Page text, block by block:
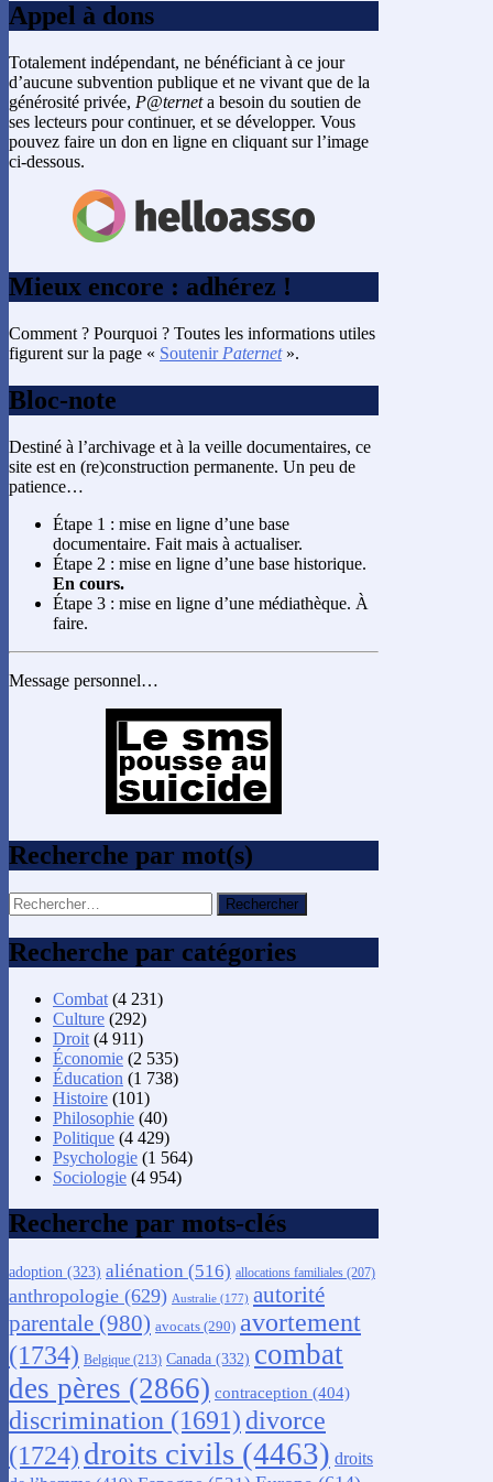
Appel à dons
Totalement indépendant, ne bénéficiant à ce jour
d’aucune subvention publique et ne vivant que de la
générosité privée, P@terneta besoin du soutien de
ses lecteurs pour continuer, et se développer. Vous
pouvez faire un don en ligne en cliquant sur l’image
ci-dessous.
Mieux encore : adhérez !
Comment ? Pourquoi ? Toutes les informations utiles
figurent sur la page « Soutenir Paternet».
Bloc-note
Destiné à l’archivage et à la veille documentaires, ce
site est en (re)construction permanente. Un peu de
patience…
Étape 1 : mise en ligne d’une base
documentaire. Fait mais à actualiser.
Étape 2 : mise en ligne d’une base historique.
En cours.
Étape 3 : mise en ligne d’une médiathèque. À
faire.
Message personnel…
Recherche par mot(s)
Rechercher :
Recherche par catégories
Combat (4 231)
Culture (292)
Droit (4 911)
Économie (2 535)
Éducation (1 738)
Histoire (101)
Philosophie (40)
Politique (4 429)
Psychologie (1 564)
Sociologie (4 954)
Recherche par mots-clés
adoption (323) aliénation (516) allocations familiales (207)
anthropologie (629) Australie (177) autorité
parentale (980) avocats (290) avortement
(1734) Belgique (213) Canada (332) combat
des pères (2866) contraception (404)
discrimination (1691) divorce
(1724) droits civils (4463) droits